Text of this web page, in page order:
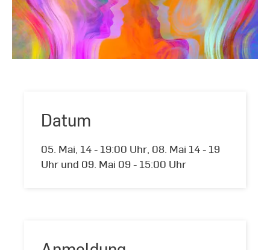
Datum
05. Mai, 14 - 19:00 Uhr, 08. Mai 14 - 19
Uhr und 09. Mai 09 - 15:00 Uhr
Datum